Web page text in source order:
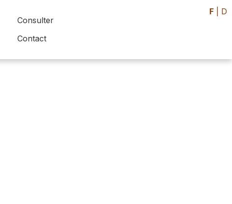
Consulter
Contact
F D